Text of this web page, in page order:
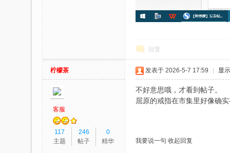
回复
柠檬茶
客服
117
主题
246
帖子
0
精华
发表于 2026-5-7 17:59 显
不好意思哦，才看到帖子。
屈原的戒指在市集里好像确
我要说一句 收起回复